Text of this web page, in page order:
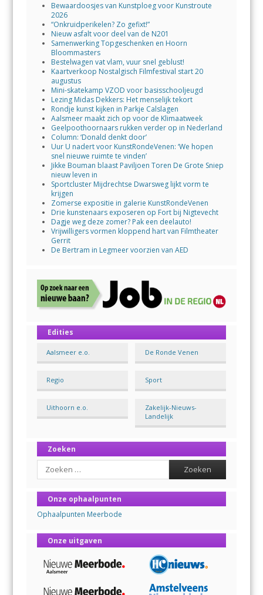
Bewaardoosjes van Kunstploeg voor Kunstroute
2026
“Onkruidperikelen? Zo gefixt!”
Nieuw asfalt voor deel van de N201
Samenwerking Topgeschenken en Hoorn
Bloommasters
Bestelwagen vat vlam, vuur snel geblust!
Kaartverkoop Nostalgisch Filmfestival start 20
augustus
Mini-skatekamp VZOD voor basisschooljeugd
Lezing Midas Dekkers: Het menselijk tekort
Rondje kunst kijken in Parkje Calslagen
Aalsmeer maakt zich op voor de Klimaatweek
Geelpoothoornaars rukken verder op in Nederland
Column: ‘Donald denkt door’
Uur U nadert voor KunstRondeVenen: ‘We hopen
snel nieuwe ruimte te vinden’
Jikke Bouman blaast Paviljoen Toren De Grote Sniep
nieuw leven in
Sportcluster Mijdrechtse Dwarsweg lijkt vorm te
krijgen
Zomerse expositie in galerie KunstRondeVenen
Drie kunstenaars exposeren op Fort bij Nigtevecht
Dagje weg deze zomer? Pak een deelauto!
Vrijwilligers vormen kloppend hart van Filmtheater
Gerrit
De Bertram in Legmeer voorzien van AED
Edities
Aalsmeer e.o. De Ronde Venen
Regio Sport
Uithoorn e.o.
Zakelijk-Nieuws-
Landelijk
Zoeken
Search
Onze ophaalpunten
Ophaalpunten Meerbode
Onze uitgaven